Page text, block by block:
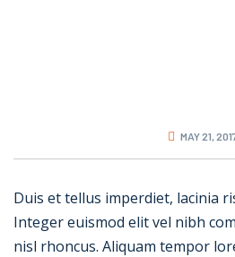
MAY 21,
Duis et tellus imperdiet, lacinia
Integer euismod elit vel nibh
nisl rhoncus. Aliquam tempor